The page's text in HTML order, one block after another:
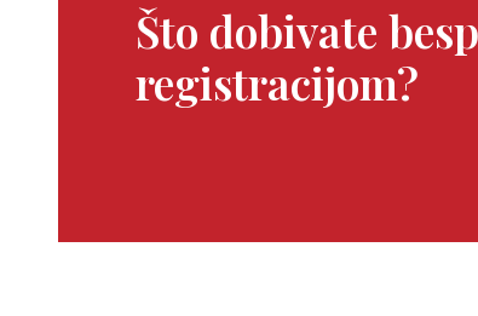
Što dobivate
registracijom?